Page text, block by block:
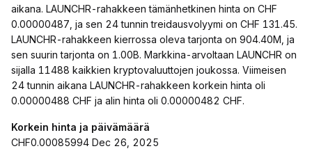
aikana. LAUNCHR-rahakkeen tämänhetkinen hinta on CHF
0.00000487, ja sen 24 tunnin treidausvolyymi on CHF 131.45.
LAUNCHR-rahakkeen kierrossa oleva tarjonta on 904.40M, ja
sen suurin tarjonta on 1.00B. Markkina-arvoltaan LAUNCHR on
sijalla 11488 kaikkien kryptovaluuttojen joukossa. Viimeisen
24 tunnin aikana LAUNCHR-rahakkeen korkein hinta oli
0.00000488 CHF ja alin hinta oli 0.00000482 CHF.
Korkein hinta ja päivämäärä
CHF0.00085994 Dec 26, 2025